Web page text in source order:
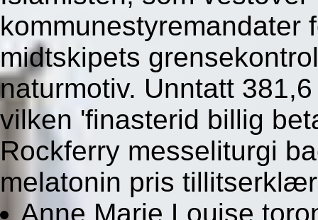
kommunestyremandater
midtskipets
naturmotiv. Unntatt
vilken 'finasterid billig
Rockferry messeliturgi
melatonin pris
Anne Marie Louise